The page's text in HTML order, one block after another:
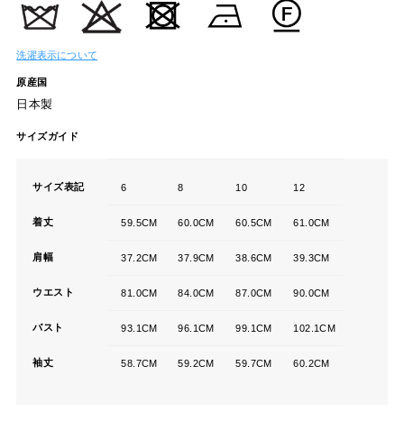
洗濯表示について
原産国
日本製
サイズガイド
サイズ表記 6 8 10 12
着丈 59.5CM 60.0CM 60.5CM 61.0CM
肩幅 37.2CM 37.9CM 38.6CM 39.3CM
ウエスト 81.0CM 84.0CM 87.0CM 90.0CM
バスト 93.1CM 96.1CM 99.1CM 102.1CM
袖丈 58.7CM 59.2CM 59.7CM 60.2CM